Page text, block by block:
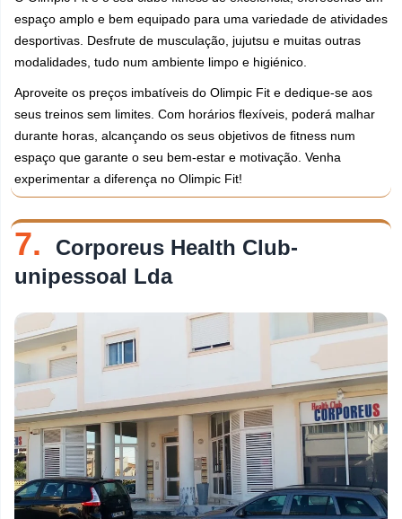
espaço amplo e bem equipado para uma variedade de atividades
desportivas. Desfrute de musculação, jujutsu e muitas outras
modalidades, tudo num ambiente limpo e higiénico.
Aproveite os preços imbatíveis do Olimpic Fit e dedique-se aos
seus treinos sem limites. Com horários flexíveis, poderá malhar
durante horas, alcançando os seus objetivos de fitness num
espaço que garante o seu bem-estar e motivação. Venha
experimentar a diferença no Olimpic Fit!
7.
Corporeus Health Club-
unipessoal Lda